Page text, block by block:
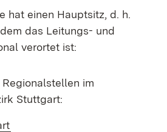
hat einen Hauptsitz, d. h.
das Leitungs- und
verortet ist:
im
Stuttgart: